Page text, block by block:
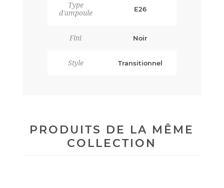
Type
d'ampoule
E26
Fini Noir
Style Transitionnel
PRODUITS DE LA MÊME
COLLECTION